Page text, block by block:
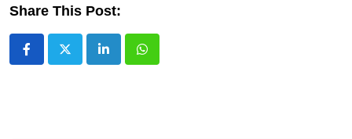
Share This Post:
LinkedInWhatsapp